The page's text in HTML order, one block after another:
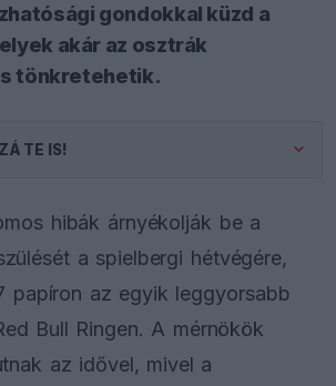
gondokkal küzd a
akár az osztrák
tönkretehetik.
TE IS!
hibák árnyékolják be a
a spielbergi hétvégére,
papíron az egyik leggyorsabb
Bull Ringen. A mérnökök
az idővel, mivel a